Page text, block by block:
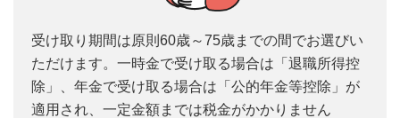
受け取り期間は原則60歳～75歳までの間でお選びい
ただけます。一時金で受け取る場合は「退職所得控
除」、年金で受け取る場合は「公的年金等控除」が
適用され、一定金額までは税金がかかりません